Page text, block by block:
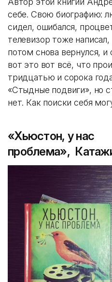
себе. Свою биографию:
сидел, ошибался,
телевизор тоже
потом снова вернулся,
вот это вот всё, что
тридцатью и сорока
«Стыдные подвиги», но
нет. Как поиски себя
«Хьюстон, у нас
проблема»,